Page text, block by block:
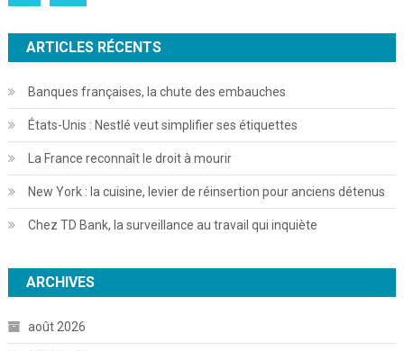
ARTICLES RÉCENTS
Banques françaises, la chute des embauches
États-Unis : Nestlé veut simplifier ses étiquettes
La France reconnaît le droit à mourir
New York : la cuisine, levier de réinsertion pour anciens détenus
Chez TD Bank, la surveillance au travail qui inquiète
ARCHIVES
août 2026